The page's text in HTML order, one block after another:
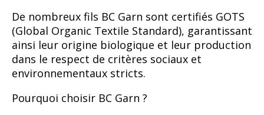
De nombreux fils BC Garn sont certifiés GOTS
(Global Organic Textile Standard), garantissant
ainsi leur origine biologique et leur production
dans le respect de critères sociaux et
environnementaux stricts.
Pourquoi choisir BC Garn ?